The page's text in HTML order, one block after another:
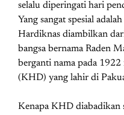
selalu diperingati hari
Yang sangat spesial
Hardiknas diambilkan
bangsa bernama Raden
berganti nama pada
(KHD) yang lahir di
Kenapa KHD diabadikan